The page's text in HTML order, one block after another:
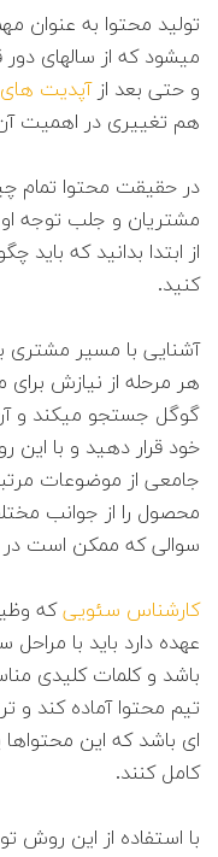
تولید محتوا به عنوان
میشود که از سالهای
و حتی بعد ازآپدیت
هم تغییری در اهمیت
در حقیقت محتوا تمام
مشتریان و جلب توجه او
از ابتدا بدانید که
کنید.
آشنایی با مسیر مشتری
هر مرحله از نیازش برای
گوگل جستجو میکند و آن
خود قرار دهید و با
جامعی از موضوعات
محصول را از جوانب
سوالی که ممکن است در
کارشناس سئوییکه
عهده دارد باید با
باشد و کلمات کلیدی
تیم محتوا آماده کند و
ای باشد که این
کامل کنند.
با استفاده از این روش